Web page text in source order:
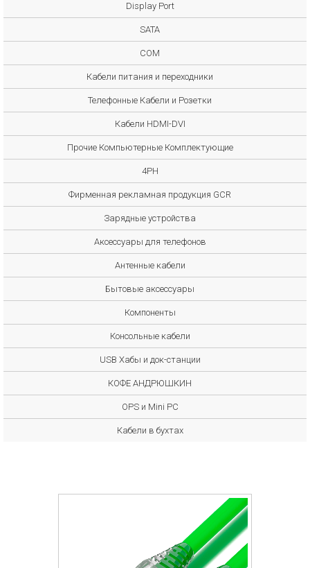
Display Port
SATA
COM
Кабели питания и переходники
Телефонные Кабели и Розетки
Кабели HDMI-DVI
Прочие Компьютерные Комплектующие
4PH
Фирменная рекламная продукция GCR
Зарядные устройства
Аксессуары для телефонов
Антенные кабели
Бытовые аксессуары
Компоненты
Консольные кабели
USB Хабы и док-станции
КОФЕ АНДРЮШКИН
OPS и Mini PC
Кабели в бухтах